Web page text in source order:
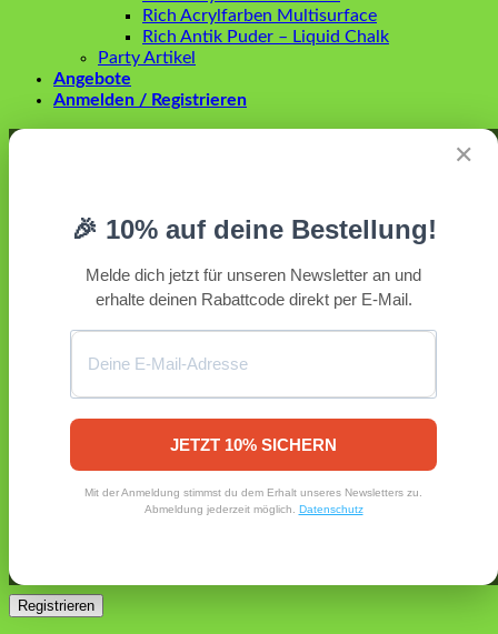
Rich Acrylfarben Multisurface
Rich Antik Puder – Liquid Chalk
Party Artikel
Angebote
Anmelden / Registrieren
✕
🎉 10% auf deine Bestellung!
Melde dich jetzt für unseren Newsletter an und
erhalte deinen Rabattcode direkt per E-Mail.
JETZT 10% SICHERN
Mit der Anmeldung stimmst du dem Erhalt unseres Newsletters zu.
Abmeldung jederzeit möglich. Datenschutz
Anmelden
Angemeldet bleiben Anmelden
Registrieren
Erforderlich
E-Mail-Adresse gesendet.
Registrieren